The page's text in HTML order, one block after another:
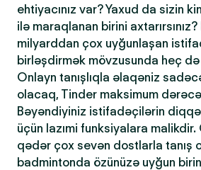
ehtiyacınız var? Yaxud da sizin
ilə maraqlanan birini
milyarddan çox uyğunlaşan
birləşdirmək mövzusunda heç
Onlayn tanışlıqla əlaqəniz
olacaq, Tinder maksimum
Bəyəndiyiniz istifadəçilərin
üçün lazımi funksiyalara
qədər çox sevən dostlarla tanış
badmintonda özünüzə uyğun